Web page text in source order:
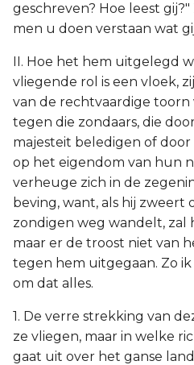
geschreven? Hoe leest gij?"
men u doen verstaan wat
II. Hoe het hem uitgelegd
vliegende rol is een vloek,
van de rechtvaardige toorn
tegen die zondaars, die
majesteit beledigen of
op het eigendom van hun
verheuge zich in de
beving, want, als hij zweert
zondigen weg wandelt, zal
maar er de troost niet van
tegen hem uitgegaan. Zo
om dat alles.
1. De verre strekking van
ze vliegen, maar in welke
gaat uit over het ganse